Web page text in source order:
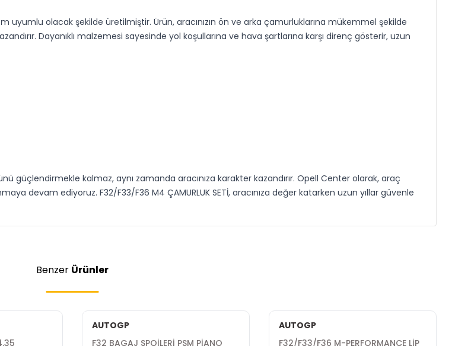
uyumlu olacak şekilde üretilmiştir. Ürün, aracınızın ön ve arka çamurluklarına mükemmel şekilde
Dayanıklı malzemesi sayesinde yol koşullarına ve hava şartlarına karşı direnç gösterir, uzun
güçlendirmekle kalmaz, aynı zamanda aracınıza karakter kazandırır. Opell Center olarak, araç
devam ediyoruz. F32/F33/F36 M4 ÇAMURLUK SETİ, aracınıza değer katarken uzun yıllar güvenle
Benzer Ürünler
AUTOGP
F32 BAGAJ SPOİLERİ PSM PİANO
AUTOGP
F32/F33/F36 M-PERFORMANCE LİP